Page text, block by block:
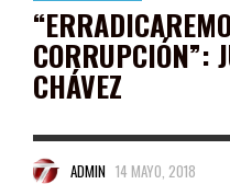
CORRUPCIÓN”:
CHÁVEZ
ADMIN 14 MAYO, 2018